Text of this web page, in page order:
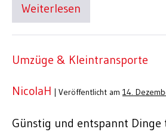
Weiterlesen
Umzüge & Kleintransporte
NicolaH | Veröffentlicht am 14.
Günstig und entspannt